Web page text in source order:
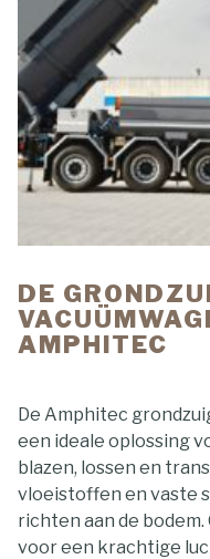
DE
AMPHITEC
De Amphitec
een ideale oplossing
blazen, lossen en
vloeistoffen en vaste
richten aan de
voor een krachtige